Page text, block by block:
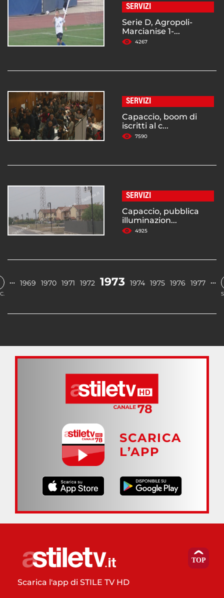
SERVIZI
Serie D, Agropoli-
Marcianise 1-...
4267
SERVIZI
Capaccio, boom di
iscritti al c...
7590
SERVIZI
Capaccio, pubblica
illuminazion...
4925
… 1969 1970 1971 1972 1973 1974 1975 1976 1977 …
SCARICA
L’APP
Scarica l'app di STILE TV HD